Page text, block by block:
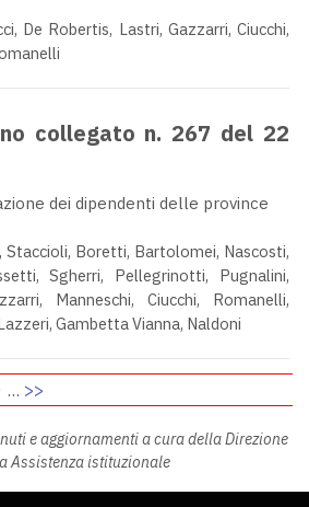
De Robertis, Lastri, Gazzarri, Ciucchi,
collegato n. 267 del 22
dei dipendenti delle province
Staccioli, Boretti, Bartolomei, Nascosti,
Sgherri, Pellegrinotti, Pugnalini,
Manneschi, Ciucchi, Romanelli,
Gambetta Vianna, Naldoni
... >>
e aggiornamenti a cura della Direzione
Assistenza istituzionale